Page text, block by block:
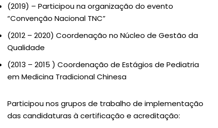
(2019) – Participou na organização do evento
“Convenção Nacional TNC”
(2012 – 2020) Coordenação no Núcleo de Gestão da
Qualidade
(2013 – 2015 ) Coordenação de Estágios de Pediatria
em Medicina Tradicional Chinesa
Participou nos grupos de trabalho de implementação
das candidaturas à certificação e acreditação: